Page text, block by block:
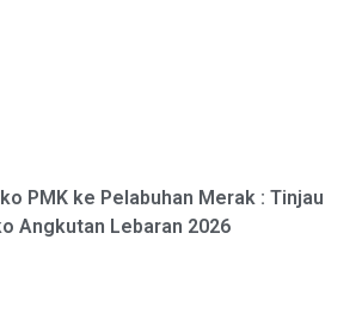
PMK ke Pelabuhan Merak : Tinjau
Angkutan Lebaran 2026